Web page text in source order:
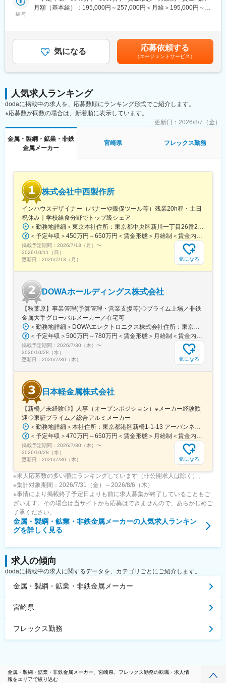
レーニングルームやスポーツコートなど福利厚生も充実。
・年間休日121日に加え、ノー残業デーや有給取得奨励など、働
■職務内容：
技術部に所属し、新技術や新設備の開発をお任せします。
・新製品の設計・試作：
機械メーカーとタイアップしながら、新しい加工設備・検査装置
を企画・仕様検討・導入まで実施。自社オリジナル設備の構想か
ら携われます◎
ータ解析を行い、最適な加工プロセスを構築します。
・自動化・ロボット開発：
自動化ラインの構想立案やロボット導入、制御方法の検討など、
■組織・キャリア：
・技術部は約30名体制で、20～30代が中心に活躍中！相談しやす
いフラットな雰囲気です。
・入社後はOJTで製品・設備・プロセスを学びながら、経験に応
じたテーマを担当。
・将来的には、設備開発のリーダーやロボット技術のスペシャリ
スト、生産技術全体を統括するポジションなど、多様なキャリア
パスが描けます◎
のも特徴。
・社員食堂（1食200円）、地産地消の食材活用、トレーニングル
ームやスポーツコート完備で、仕事後に運動する社員も多いで
す。
・誕生日ランチ無料（グループ会社レストラン）、ハロウィン祭
りや運動会など家族参加イベントもあり、社員や地域とのつなが
りを大切にしています！
変更の範囲：会社の定める業務
給与
月額（基本給）：195,000円～257,000円＜月給＞195,000円～
気になる 応募依頼する
（エージェントサービス）
人気求人ランキング
dodaに掲載中の求人を、応募数順にランキング形式でご紹介します。
※応募数が同数の場合は、新着順に表示しています。
更新日： 2026/8/7（金）
金属・製綱・鉱業・非鉄
金属メーカー
宮崎県 フレックス勤務
株式会社中西製作所
インハウスデザイナー（バナーや販促ツール等）残業20h程・土日
祝休み｜学校給食分野でトップ級シェア
掲載予定期間： 2026/7/13（月） 〜
2026/10/11（日）
更新日： 2026/7/13（月） 気になる
DOWAホールディングス株式会社
【秋葉原】事業管理(予算管理・営業支援等)◇プライム上場／非鉄
金属大手グローバルメーカー／在宅可
掲載予定期間： 2026/7/30（木） 〜
2026/10/28（水）
更新日： 2026/7/30（木） 気になる
日本軽金属株式会社
【新橋／未経験◎】人事（オープンポジション）※メーカー経験歓
迎◇東証プライム／総合アルミメーカー
掲載予定期間： 2026/7/30（木） 〜
2026/10/28（水）
更新日： 2026/7/30（木） 気になる
※求人応募数の多い順にランキングしています（非公開求人は除く）。
※集計対象期間：2026/7/31（金）～2026/8/6（木）
※事情により掲載終了予定日よりも前に求人募集が終了していることもご
ざいます。その場合は当サイトから応募はできませんので、あらかじめご
了承ください。
金属・製綱・鉱業・非鉄金属メーカーの人気求人ランキン
グを詳しく見る
求人の傾向
dodaに掲載中の求人に関するデータを、カテゴリごとにご紹介します。
金属・製綱・鉱業・非鉄金属メーカー
宮崎県
フレックス勤務
金属・製綱・鉱業・非鉄金属メーカー、宮崎県、フレックス勤務の転職・求人情
報をエリアで絞り込む